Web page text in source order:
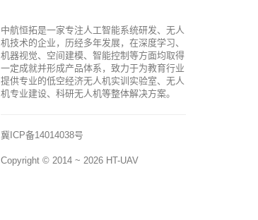
中航恒拓是一家专注人工智能系统研发、无人
机技术的企业，历经多年发展，在深度学习、
机器视觉、空间建模、智能控制等方面均取得
一定成就并形成产品体系，致力于为教育行业
提供专业的低空经济无人机实训实验室、无人
机专业建设、科研无人机等整体解决方案。
冀ICP备14014038号
Copyright © 2014 ~ 2026 HT-UAV